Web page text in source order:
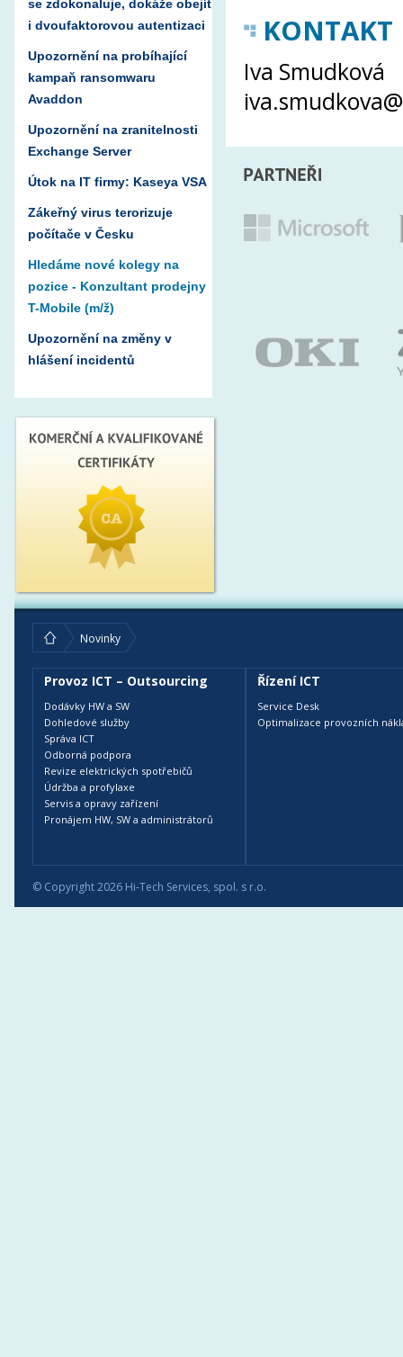
se zdokonaluje, dokáže obejít
i dvoufaktorovou autentizaci
Upozornění na probíhající
kampaň ransomwaru
Avaddon
Upozornění na zranitelnosti
Exchange Server
Útok na IT firmy: Kaseya VSA
Zákeřný virus terorizuje
počítače v Česku
Hledáme nové kolegy na
pozice - Konzultant prodejny
T-Mobile (m/ž)
Upozornění na změny v
hlášení incidentů
KONTAKT
Iva Smudková
Novinky
Provoz ICT – Outsourcing
Dodávky HW a SW
Dohledové služby
Správa ICT
Odborná podpora
Revize elektrických spotřebičů
Údržba a profylaxe
Servis a opravy zařízení
Pronájem HW, SW a administrátorů
Řízení ICT
Service Desk
Optimalizace provozních
© Copyright 2026 Hi-Tech Services, spol. s r.o.